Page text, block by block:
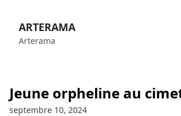
ARTERAMA
Arterama
Jeune orpheline au
septembre 10, 2024